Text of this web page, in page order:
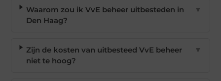
Waarom zou ik VvE beheer uitbesteden in
Den Haag?
▼
Zijn de kosten van uitbesteed VvE beheer
niet te hoog?
▼